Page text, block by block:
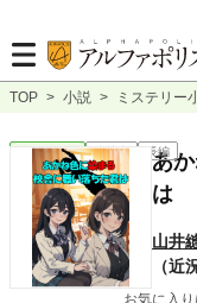
TOP > 小説 > ミステリー
ミステリー 連載中 長編
あ
は
山井
（近
お気に入